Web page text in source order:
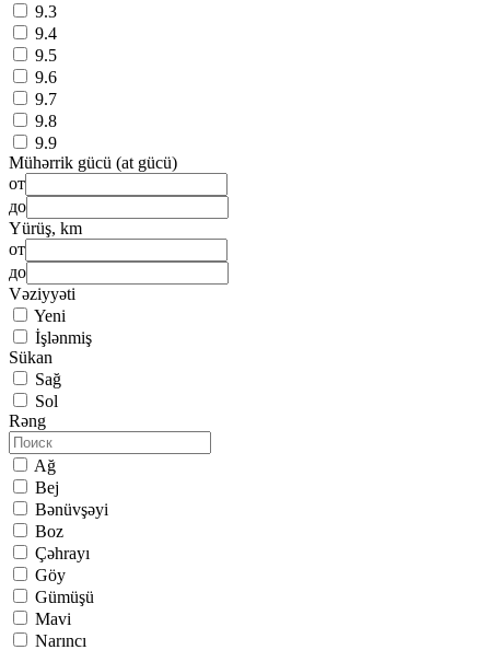
9.3
9.4
9.5
9.6
9.7
9.8
9.9
Mühərrik gücü (at gücü)
от
до
Yürüş, km
от
до
Vəziyyəti
Yeni
İşlənmiş
Sükan
Sağ
Sol
Rəng
Ağ
Bej
Bənüvşəyi
Boz
Çəhrayı
Göy
Gümüşü
Mavi
Narıncı